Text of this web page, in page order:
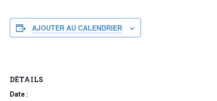
AJOUTER AU CALENDRIER
DÉTAILS
Date :